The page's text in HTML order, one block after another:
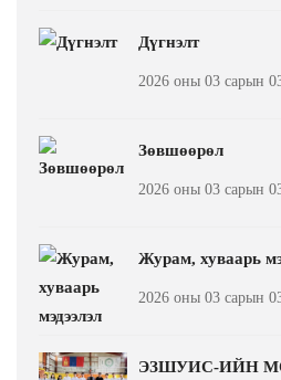
Дүгнэлт
2026 оны 03 сарын
Зөвшөөрөл
2026 оны 03 сарын
Журам, хуваарь
2026 оны 03 сарын
ЭЗШУИС-ИЙН